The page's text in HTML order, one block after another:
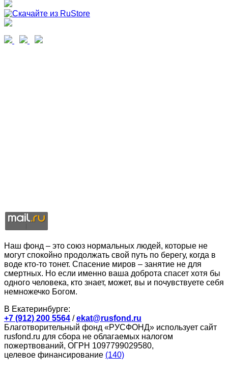
Наш фонд – это союз нормальных людей, которые не
могут спокойно продолжать свой путь по берегу, когда в
воде кто-то тонет. Спасение миров – занятие не для
смертных. Но если именно ваша доброта спасет хотя бы
одного человека, кто знает, может, вы и почувствуете себя
немножечко Богом.
В Екатеринбурге:
+7 (912) 200 5564 /ekat@rusfond.ru
Благотворительный фонд «РУСФОНД» использует сайт
rusfond.ru для сбора не облагаемых налогом
пожертвований, ОГРН 1097799029580,
целевое финансирование (140)